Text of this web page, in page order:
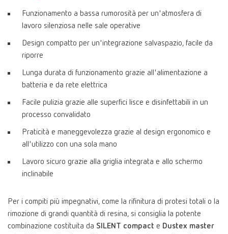
Funzionamento a bassa rumorosità per un'atmosfera di
lavoro silenziosa nelle sale operative
Design compatto per un'integrazione salvaspazio, facile da
riporre
Lunga durata di funzionamento grazie all'alimentazione a
batteria e da rete elettrica
Facile pulizia grazie alle superfici lisce e disinfettabili in un
processo convalidato
Praticità e maneggevolezza grazie al design ergonomico e
all'utilizzo con una sola mano
Lavoro sicuro grazie alla griglia integrata e allo schermo
inclinabile
Per i compiti più impegnativi, come la rifinitura di protesi totali o la
rimozione di grandi quantità di resina, si consiglia la potente
combinazione costituita da SILENT compact e Dustex master